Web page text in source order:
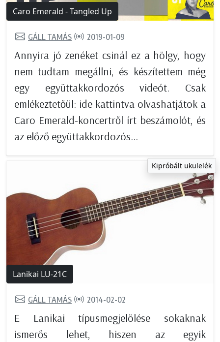
Caro Emerald - Tangled Up
GÁLL TAMÁS 2019-01-09
Annyira jó zenéket csinál ez a hölgy, hogy
nem tudtam megállni, és készítettem még
egy együttakkordozós videót. Csak
emlékeztetőül: ide kattintva olvashatjátok a
Caro Emerald-koncertről írt beszámolót, és
az előző együttakkordozós...
Kipróbált ukulelék
Lanikai LU-21C
GÁLL TAMÁS 2014-02-02
E Lanikai típusmegjelölése sokaknak
ismerős lehet, hiszen az egyik